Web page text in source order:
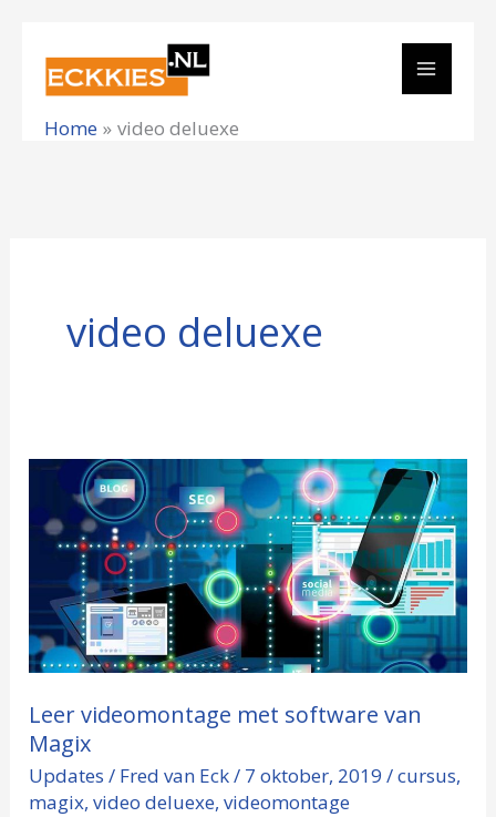
inhoud
Home video deluexe
video deluexe
Leer videomontage met software van
Magix
Updates / Fred van Eck/ 7 oktober, 2019/cursus,
magix,video deluexe,videomontage
Leer
videomontage
met
software
van
Magix